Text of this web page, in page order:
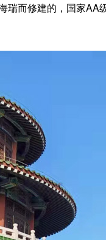
而修建的，国家AA